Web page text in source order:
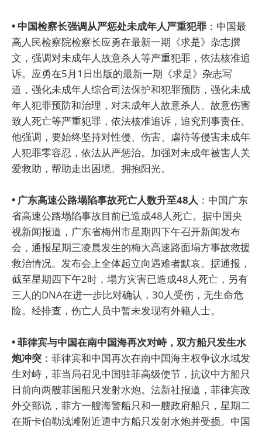
• 中国检察长强调从严惩处未成年人严重犯罪 ：中国最
高人民检察院检察长应勇在最新一期《求是》杂志撰
文，强调对未成年人故意杀人等严重犯罪，依法核准追
诉。应勇在5月1日出版的最新一期《求是》杂志写
道，强化未成年人综合司法保护和犯罪预防，强化未成
年人犯罪预防和治理，对未成年人故意杀人、故意伤害
致人死亡等严重犯罪，依法核准追诉，追究刑事责任。
他强调，要始终坚持对性侵、伤害、虐待等侵害未成年
人犯罪零容忍，依法从严惩治。加强对未成年被害人关
爱救助，帮助走出困境、拥抱阳光。
• 广东高速公路塌陷事故死亡人数升至48人 ：中国广东
省高速公路塌陷事故目前已造成48人死亡。据中国央
视新闻报道，广东省梅州市星期四下午召开新闻发布
会，通报星期三凌晨发生的梅大高速路面塌方事故救援
救治情况。发布会上全体起立向遇难者默哀。据通报，
截至星期四下午2时，塌方灾害已造成48人死亡，另有
三人的DNA在进一步比对确认，30人受伤，无生命危
险。经排查，伤亡人员中暂未发现有外籍人士。
• 菲律宾与中国在南中国海再次对峙，双方船只发生水
炮冲突 ：菲律宾和中国再次在南中国海主权争议水域发
生对峙，菲当局召见中国驻菲高级使节，抗议中方船只
日前向两艘菲国船只发射水炮。法新社报道，菲律宾政
外交部说，菲方一艘海警船只和一艘政府船只，星期二
在斯卡伯勒浅滩附近遭中方船只发射水炮并受损。中国